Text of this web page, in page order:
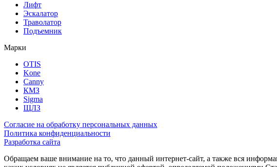
Лифт
Эскалатор
Траволатор
Подъемник
Марки
OTIS
Kone
Canny
КМЗ
Sigma
ЩЛЗ
Согласие на обработку персональных данных
Политика конфиденциальности
Разработка сайта
Обращаем ваше внимание на то, что данный интернет-сайт, а также вся